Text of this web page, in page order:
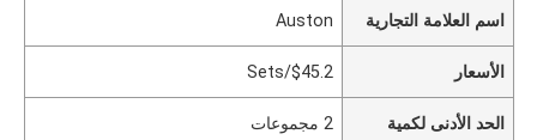
اسم العلامة التجارية Auston
الأسعار $45.2/Sets
الحد الأدنى لكمية 2 مجموعات